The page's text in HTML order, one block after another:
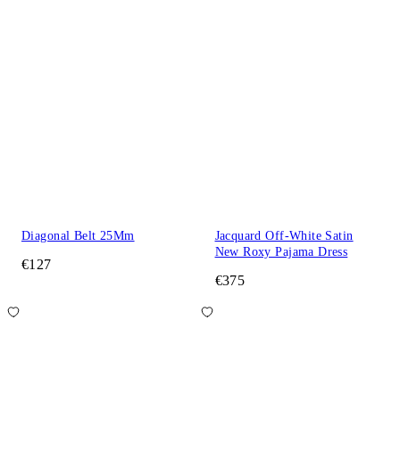
Diagonal Belt 25Mm
€127
Jacquard Off-White Satin
New Roxy Pajama Dress
€375